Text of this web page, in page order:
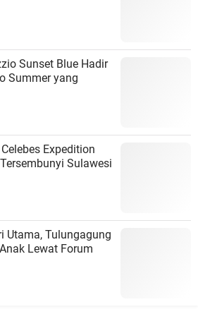
Sunset Blue Hadir
Summer yang
Celebes Expedition
Sulawesi
Utama, Tulungagung
Lewat Forum